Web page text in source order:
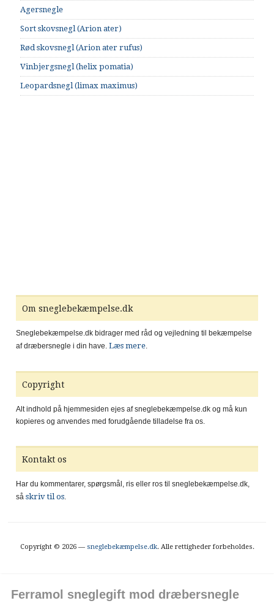
Agersnegle
Sort skovsnegl (Arion ater)
Rød skovsnegl (Arion ater rufus)
Vinbjergsnegl (helix pomatia)
Leopardsnegl (limax maximus)
Om sneglebekæmpelse.dk
Sneglebekæmpelse.dk bidrager med råd og vejledning til bekæmpelse
af dræbersnegle i din have.Læs mere.
Copyright
Alt indhold på hjemmesiden ejes af sneglebekæmpelse.dk og må kun
kopieres og anvendes med forudgående tilladelse fra os.
Kontakt os
Har du kommentarer, spørgsmål, ris eller ros til sneglebekæmpelse.dk,
såskriv til os.
Copyright © 2026 — sneglebekæmpelse.dk. Alle rettigheder forbeholdes.
Ferramol sneglegift mod dræbersnegle